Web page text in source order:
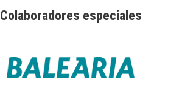
Colaboradores especiales